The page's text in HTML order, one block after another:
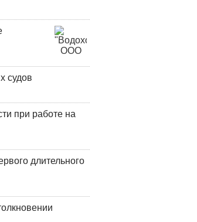
судов
при работе на
длительного